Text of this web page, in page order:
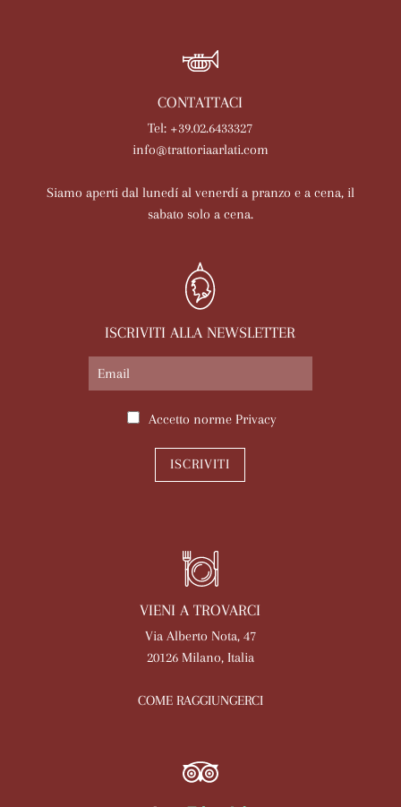
CONTATTACI
Tel: +39.02.6433327
info@trattoriaarlati.com
Siamo aperti dal lunedí al venerdí a pranzo e a cena, il
sabato solo a cena.
ISCRIVITI ALLA NEWSLETTER
Accetto norme Privacy
ISCRIVITI
VIENI A TROVARCI
Via Alberto Nota, 47
20126 Milano, Italia
COME RAGGIUNGERCI